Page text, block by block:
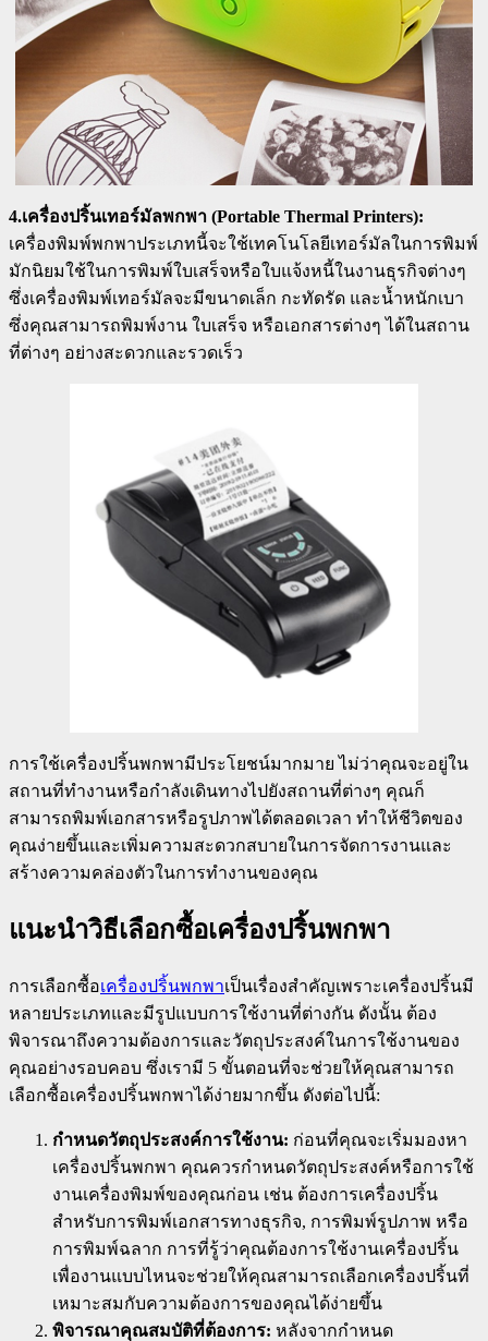
4.เครื่องปริ้นเทอร์มัลพกพา (Portable Thermal Printers):
เครื่องพิมพ์พกพาประเภทนี้จะใช้เทคโนโลยีเทอร์มัลในการพิมพ์
มักนิยมใช้ในการพิมพ์ใบเสร็จหรือใบแจ้งหนี้ในงานธุรกิจต่างๆ
ซึ่งเครื่องพิมพ์เทอร์มัลจะมีขนาดเล็ก กะทัดรัด และน้ำหนักเบา
ซึ่งคุณสามารถพิมพ์งาน ใบเสร็จ หรือเอกสารต่างๆ ได้ในสถาน
ที่ต่างๆ อย่างสะดวกและรวดเร็ว
การใช้เครื่องปริ้นพกพามีประโยชน์มากมาย ไม่ว่าคุณจะอยู่ใน
สถานที่ทำงานหรือกำลังเดินทางไปยังสถานที่ต่างๆ คุณก็
สามารถพิมพ์เอกสารหรือรูปภาพได้ตลอดเวลา ทำให้ชีวิตของ
คุณง่ายขึ้นและเพิ่มความสะดวกสบายในการจัดการงานและ
สร้างความคล่องตัวในการทำงานของคุณ
แนะนำวิธีเลือกซื้อเครื่องปริ้นพกพา
การเลือกซื้อเครื่องปริ้นพกพาเป็นเรื่องสำคัญเพราะเครื่องปริ้นมี
หลายประเภทและมีรูปแบบการใช้งานที่ต่างกัน ดังนั้น ต้อง
พิจารณาถึงความต้องการและวัตถุประสงค์ในการใช้งานของ
คุณอย่างรอบคอบ ซึ่งเรามี 5 ขั้นตอนที่จะช่วยให้คุณสามารถ
เลือกซื้อเครื่องปริ้นพกพาได้ง่ายมากขึ้น ดังต่อไปนี้:
กำหนดวัตถุประสงค์การใช้งาน: ก่อนที่คุณจะเริ่มมองหา
เครื่องปริ้นพกพา คุณควรกำหนดวัตถุประสงค์หรือการใช้
งานเครื่องพิมพ์ของคุณก่อน เช่น ต้องการเครื่องปริ้น
สำหรับการพิมพ์เอกสารทางธุรกิจ, การพิมพ์รูปภาพ หรือ
การพิมพ์ฉลาก การที่รู้ว่าคุณต้องการใช้งานเครื่องปริ้น
เพื่องานแบบไหนจะช่วยให้คุณสามารถเลือกเครื่องปริ้นที่
เหมาะสมกับความต้องการของคุณได้ง่ายขึ้น
พิจารณาคุณสมบัติที่ต้องการ: หลังจากกำหนด